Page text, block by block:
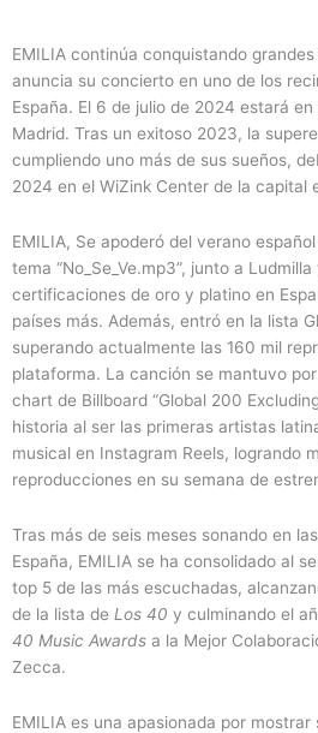
EMILIA continúa conquistando
anuncia su concierto en uno de los
España. El 6 de julio de 2024 estará
Madrid. Tras un exitoso 2023, la
cumpliendo uno más de sus sueños,
2024 en el WiZink Center de la capital
EMILIA, Se apoderó del verano
tema “No_Se_Ve.mp3”, junto a
certificaciones de oro y platino en
países más. Además, entró en la lista
superando actualmente las 160 mil
plataforma. La canción se mantuvo
chart de Billboard “Global 200
historia al ser las primeras artistas
musical en Instagram Reels, logrando
reproducciones en su semana de
Tras más de seis meses sonando en
España, EMILIA se ha consolidado al
top 5 de las más escuchadas,
de la lista de Los 40 y culminando el
40 Music Awards a la Mejor
Zecca.
EMILIA es una apasionada por